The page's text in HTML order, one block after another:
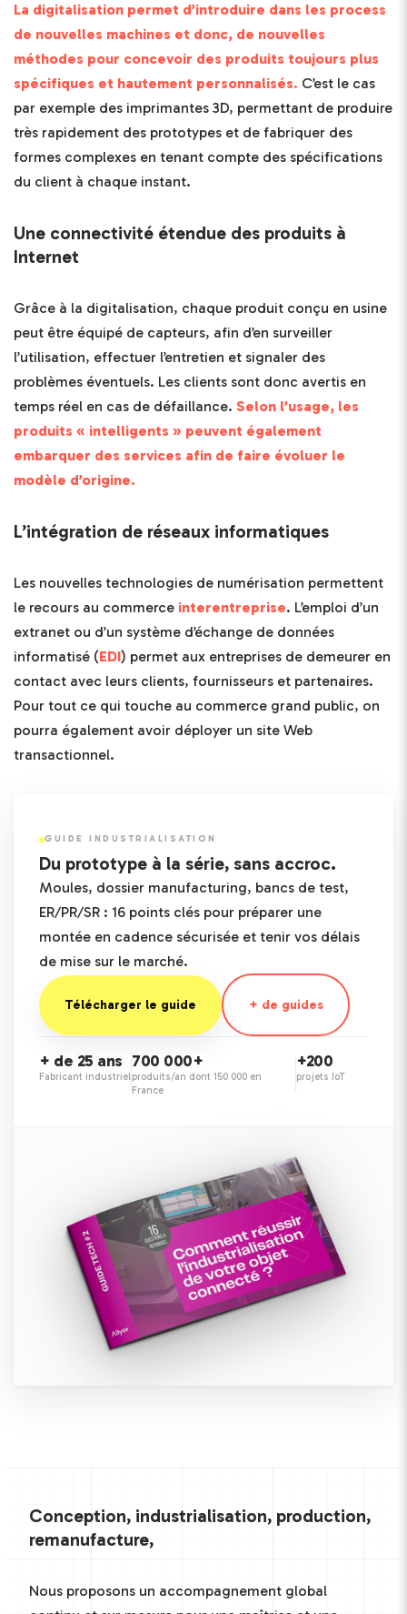
La digitalisation permet d’introduire dans les process
de nouvelles machines et donc, de nouvelles
méthodes pour concevoir des produits toujours plus
spécifiques et hautement personnalisés. C’est le cas
par exemple des imprimantes 3D, permettant de produire
très rapidement des prototypes et de fabriquer des
formes complexes en tenant compte des spécifications
du client à chaque instant.
Une connectivité étendue des produits à
Internet
Grâce à la digitalisation, chaque produit conçu en usine
peut être équipé de capteurs, afin d’en surveiller
l’utilisation, effectuer l’entretien et signaler des
problèmes éventuels. Les clients sont donc avertis en
temps réel en cas de défaillance. Selon l’usage, les
produits « intelligents » peuvent également
embarquer des services afin de faire évoluer le
modèle d’origine.
L’intégration de réseaux informatiques
Les nouvelles technologies de numérisation permettent
le recours au commerce interentreprise. L’emploi d’un
extranet ou d’un système d’échange de données
informatisé (EDI) permet aux entreprises de demeurer en
contact avec leurs clients, fournisseurs et partenaires.
Pour tout ce qui touche au commerce grand public, on
pourra également avoir déployer un site Web
transactionnel.
GUIDE INDUSTRIALISATION
Du prototype à la série, sans accroc.
Moules, dossier manufacturing, bancs de test,
ER/PR/SR : 16 points clés pour préparer une
montée en cadence sécurisée et tenir vos délais
de mise sur le marché.
Télécharger le guide + de guides
+ de 25 ans
Fabricant industriel
700 000+
produits/an dont 150 000 en
France
+200
projets IoT
Conception, industrialisation, production,
remanufacture,
Nous proposons un accompagnement global